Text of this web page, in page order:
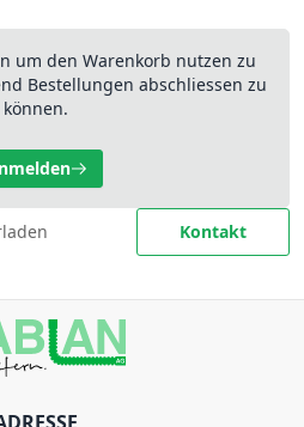
um den Warenkorb nutzen zu
Bestellungen abschliessen zu
können.
Kontakt